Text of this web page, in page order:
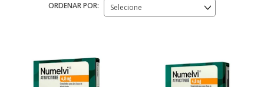
ORDENAR POR: Selecione